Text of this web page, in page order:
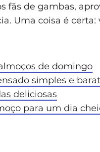
fãs de gambas,
Uma coisa é certa:
de domingo
simples e
deliciosas
para um dia